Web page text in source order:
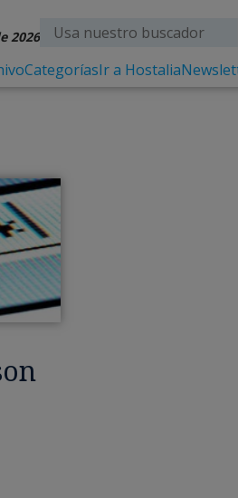
2026
CategoríasIr a Hostalia